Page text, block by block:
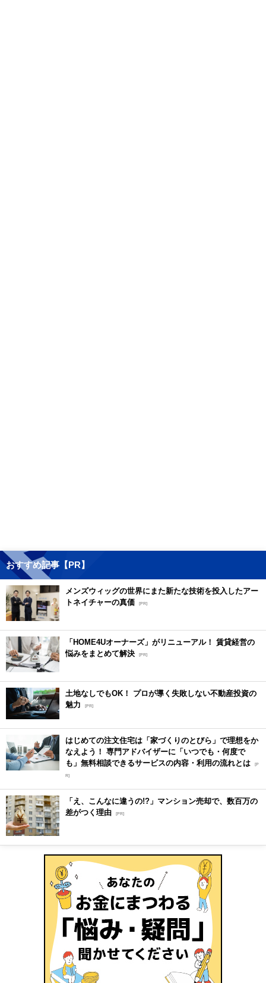
おすすめ記事【PR】
メンズウィッグの世界にまた新たな技術を投入したアー
トネイチャーの真価
[PR]
「HOME4Uオーナーズ」がリニューアル！ 賃貸経営の
悩みをまとめて解決 [PR]
土地なしでもOK！ プロが導く失敗しない不動産投資の
魅力
[PR]
はじめての注文住宅は「家づくりのとびら」で理想をか
なえよう！ 専門アドバイザーに「いつでも・何度で
も」無料相談できるサービスの内容・利用の流れとは [P
R]
「え、こんなに違うの!?」マンション売却で、数百万の
差がつく理由 [PR]